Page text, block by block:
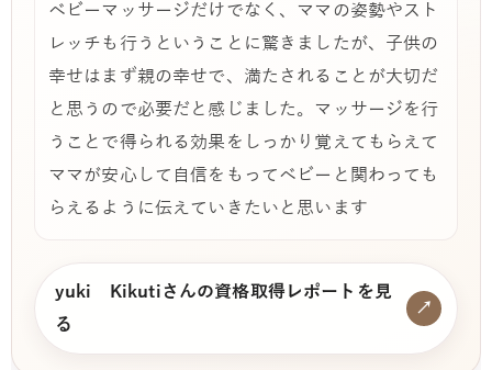
ベビーマッサージだけでなく、ママの姿勢やスト
レッチも行うということに驚きましたが、子供の
幸せはまず親の幸せで、満たされることが大切だ
と思うので必要だと感じました。マッサージを行
うことで得られる効果をしっかり覚えてもらえて
ママが安心して自信をもってベビーと関わっても
らえるように伝えていきたいと思います
yuki Kikutiさんの資格取得レポートを見
る
↗